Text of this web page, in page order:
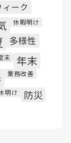
ーク
休暇明け
多様性
末 年末
業務改善
明け 防災